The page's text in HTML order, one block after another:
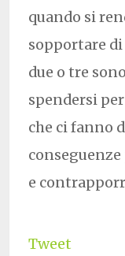
quando si
sopportare
due o tre
spendersi
che ci fanno
e
Tweet